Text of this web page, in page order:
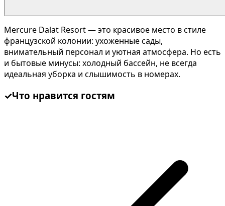
Mercure Dalat Resort — это красивое место в стиле
французской колонии: ухоженные сады,
внимательный персонал и уютная атмосфера. Но есть
и бытовые минусы: холодный бассейн, не всегда
идеальная уборка и слышимость в номерах.
✓Что нравится гостям